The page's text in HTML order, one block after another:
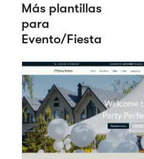
Más plantillas
para
Evento/Fiesta